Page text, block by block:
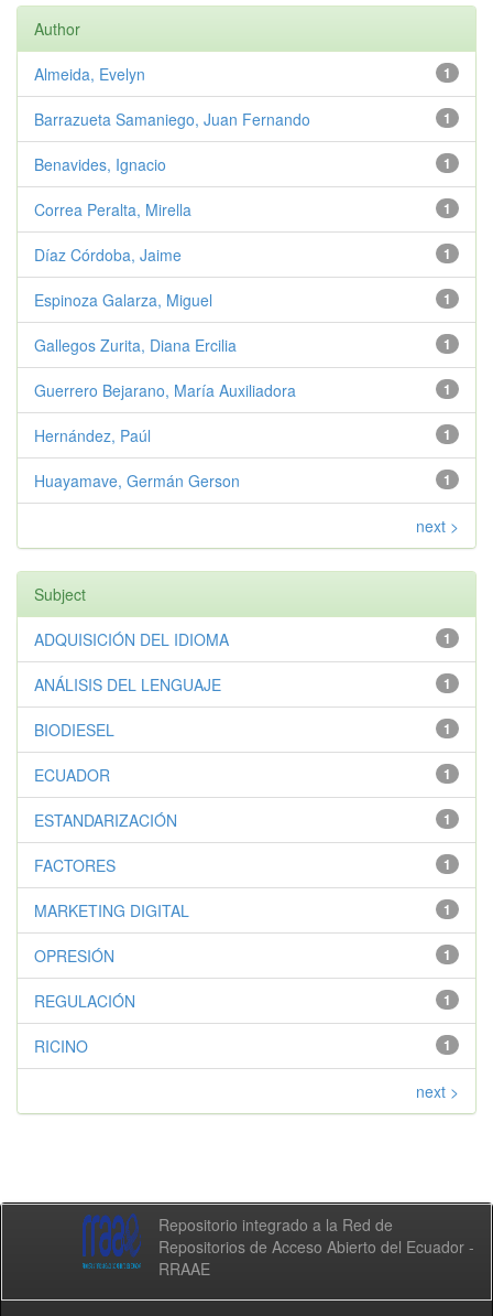
Author
1
Almeida, Evelyn
1
Barrazueta Samaniego, Juan Fernando
1
Benavides, Ignacio
1
Correa Peralta, Mirella
1
Díaz Córdoba, Jaime
1
Espinoza Galarza, Miguel
1
Gallegos Zurita, Diana Ercilia
1
Guerrero Bejarano, María Auxiliadora
1
Hernández, Paúl
1
Huayamave, Germán Gerson
next >
Subject
1
ADQUISICIÓN DEL IDIOMA
1
ANÁLISIS DEL LENGUAJE
1
BIODIESEL
1
ECUADOR
1
ESTANDARIZACIÓN
1
FACTORES
1
MARKETING DIGITAL
1
OPRESIÓN
1
REGULACIÓN
1
RICINO
next >
Repositorio integrado a la Red de
Repositorios de Acceso Abierto del Ecuador -
RRAAE